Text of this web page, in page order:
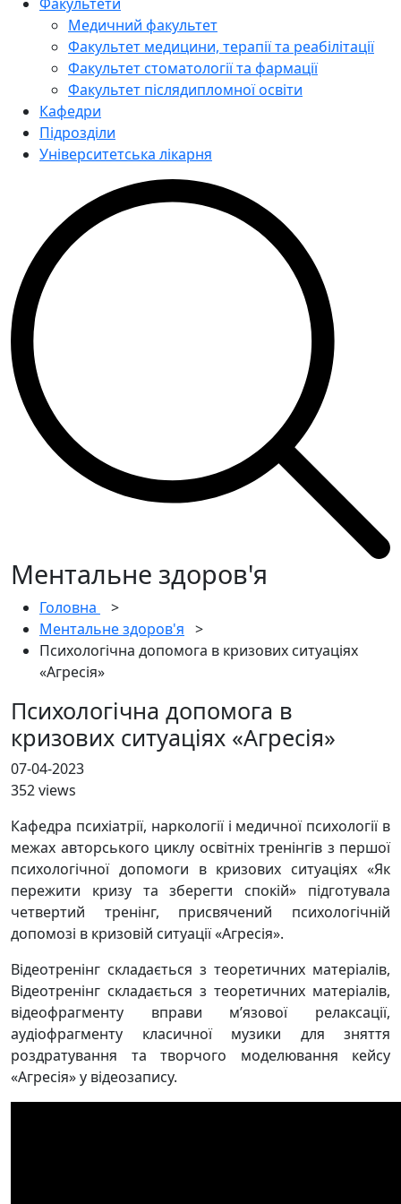
Медичний факультет
Факультет медицини, терапії та реабілітації
Факультет стоматології та фармації
Факультет післядипломної освіти
Кафедри
Підрозділи
Університетська лікарня
Ментальне здоров'я
Головна
>
Ментальне здоров'я >
Психологічна допомога в кризових ситуаціях
«Агресія»
Психологічна допомога в
кризових ситуаціях «Агресія»
07-04-2023
352 views
Кафедра психіатрії, наркології і медичної психології в
межах авторського циклу освітніх тренінгів з першої
психологічної допомоги в кризових ситуаціях «Як
пережити кризу та зберегти спокій» підготувала
четвертий тренінг, присвячений психологічній
допомозі в кризовій ситуації «Агресія».
Відеотренінг складається з теоретичних матеріалів,
Відеотренінг складається з теоретичних матеріалів,
відеофрагменту вправи м’язової релаксації,
аудіофрагменту класичної музики для зняття
роздратування та творчого моделювання кейсу
«Агресія» у відеозапису.